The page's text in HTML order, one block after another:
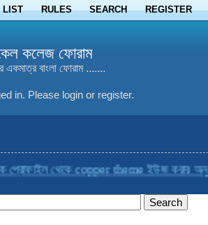
LIST RULES SEARCH REGISTER
কলেজ ফোরাম
একমাত্র বাংলা ফোরাম .......
in. Please login or register.
থেকে copper theme ইউজ করার